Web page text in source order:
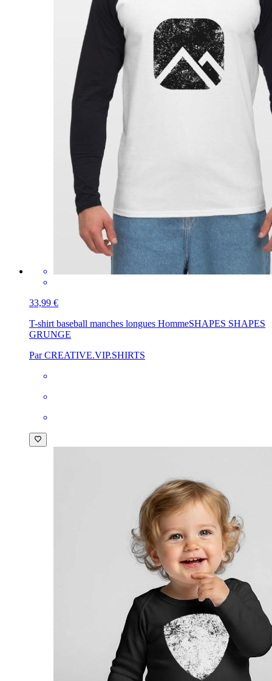
33,99 €
T-shirt baseball manches longues HommeSHAPES SHAPES
GRUNGE
Par CREATIVE.VIP.SHIRTS